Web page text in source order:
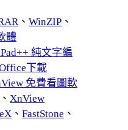
、 WinZIP 、
體
純文字編
下載
免費看圖軟
、 XnView
、 FastStone 、